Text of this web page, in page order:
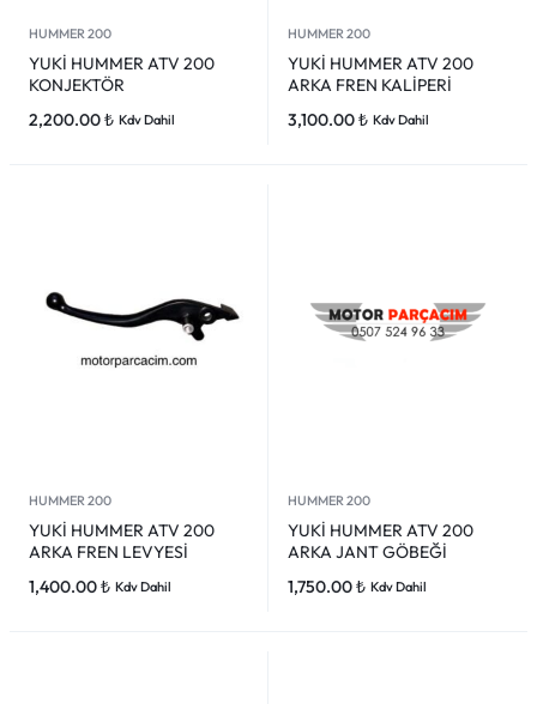
HUMMER 200
YUKİ HUMMER ATV 200
KONJEKTÖR
2,200.00₺ Kdv Dahil
HUMMER 200
YUKİ HUMMER ATV 200
ARKA FREN KALİPERİ
3,100.00₺ Kdv Dahil
HUMMER 200
YUKİ HUMMER ATV 200
ARKA FREN LEVYESİ
1,400.00₺ Kdv Dahil
HUMMER 200
YUKİ HUMMER ATV 200
ARKA JANT GÖBEĞİ
1,750.00₺ Kdv Dahil